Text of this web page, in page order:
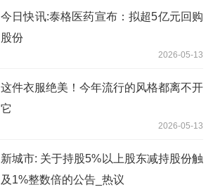
今日快讯:泰格医药宣布：拟超5亿元回购
股份
2026-05-13
这件衣服绝美！今年流行的风格都离不开
它
2026-05-13
新城市: 关于持股5%以上股东减持股份触
及1%整数倍的公告_热议